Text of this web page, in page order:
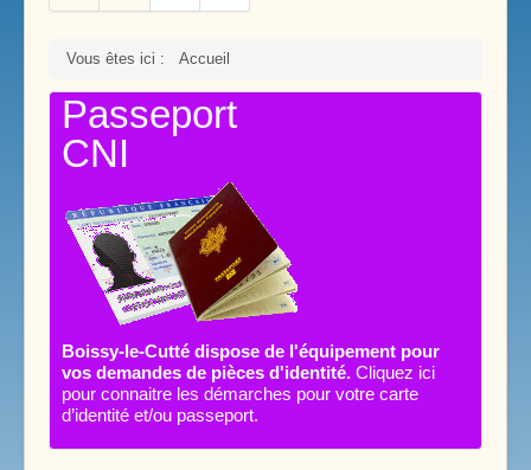
Vous êtes ici : Accueil
Passeport
CNI
Boissy-le-Cutté dispose de l'équipement pour
vos demandes de pièces d'identité. Cliquez ici
pour connaitre les démarches pour votre carte
d’identité et/ou passeport.